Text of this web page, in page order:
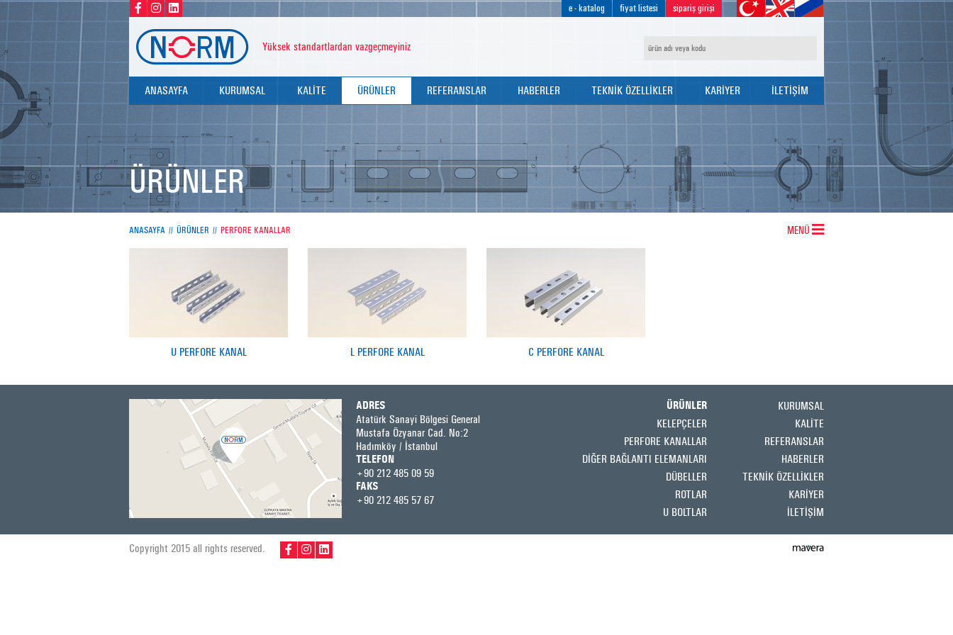
e - katalog fiyat listesi sipariş girişi
Yüksek standartlardan vazgeçmeyiniz
ANASAYFA KURUMSAL
DEĞERLERİMİZ
KALİTE
SERTİFİKALARIMIZ
TEST RAPORLARIMIZ
ÜRÜNLER
PERFORE KANALLAR
DİĞER BAĞLANTI ELEMANLARI
DÜBELLER
REFERANSLAR HABERLER
FUARLAR
TEKNİK ÖZELLİKLER
KELEPÇE SEÇİM TABLOLARI
KARİYER İLETİŞİM
ÜRÜNLER
ANASAYFA ÜRÜNLER PERFORE KANALLAR MENÜ
U PERFORE KANAL L PERFORE KANAL C PERFORE KANAL
ADRES
Atatürk Sanayi Bölgesi General
Mustafa Özyanar Cad. No:2
Hadımköy / İstanbul
TELEFON
+90 212 485 09 59
FAKS
+90 212 485 57 67
KURUMSAL
KALİTE
REFERANSLAR
HABERLER
TEKNİK ÖZELLİKLER
KARİYER
İLETİŞİM
ÜRÜNLER
KELEPÇELER
PERFORE KANALLAR
DİĞER BAĞLANTI ELEMANLARI
DÜBELLER
ROTLAR
U BOLTLAR
Copyright 2015 all rights reserved.